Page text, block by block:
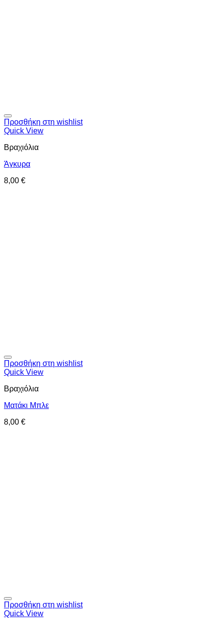
Προσθήκη στη wishlist
Quick View
Βραχιόλια
Άγκυρα
8,00 €
Προσθήκη στη wishlist
Quick View
Βραχιόλια
Ματάκι Μπλε
8,00 €
Προσθήκη στη wishlist
Quick View